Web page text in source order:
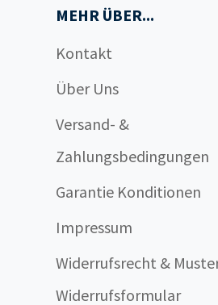
MEHR ÜBER...
Kontakt
Über Uns
Versand- &
Zahlungsbedingungen
Garantie Konditionen
Impressum
Widerrufsrecht &
Widerrufsformular